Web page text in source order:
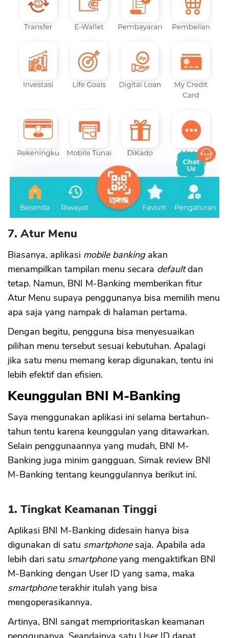
7. Atur Menu
Biasanya, aplikasi mobile bankingakan
menampilkan tampilan menu secara defaultdan
tetap. Namun, BNI M-Banking memberikan fitur
Atur Menu supaya penggunanya bisa memilih menu
apa saja yang nampak di halaman pertama.
Dengan begitu, pengguna bisa menyesuaikan
pilihan menu tersebut sesuai kebutuhan. Apalagi
jika satu menu memang kerap digunakan, tentu ini
lebih efektif dan efisien.
Keunggulan BNI M-Banking
Saya menggunakan aplikasi ini selama bertahun-
tahun tentu karena keunggulan yang ditawarkan.
Selain penggunaannya yang mudah, BNI M-
Banking juga minim gangguan. Simak review BNI
M-Banking tentang keunggulannya berikut ini.
1. Tingkat Keamanan Tinggi
Aplikasi BNI M-Banking didesain hanya bisa
digunakan di satu smartphonesaja. Apabila ada
lebih dari satu smartphoneyang mengaktifkan BNI
M-Banking dengan User ID yang sama, maka
smartphoneterakhir itulah yang bisa
mengoperasikannya.
Artinya, BNI sangat memprioritaskan keamanan